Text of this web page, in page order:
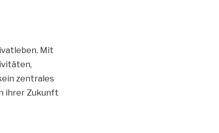
Mit
zentrales
ihrer Zukunft